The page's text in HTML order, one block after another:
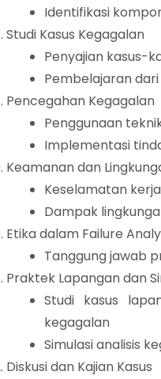
Identifikasi
Studi Kasus Kegagalan
Penyajian kasus-
Pembelajaran
Pencegahan Kegagalan
Penggunaan
Implementasi
Keamanan dan
Keselamatan
Dampak
Etika dalam Failure
Tanggung jawab
Praktek Lapangan dan
Studi kasus
kegagalan
Simulasi analisis
Diskusi dan Kajian Kasus